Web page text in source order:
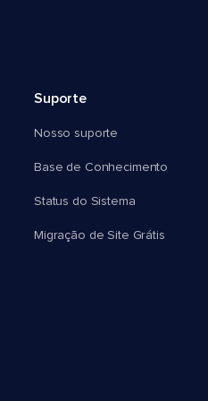
Suporte
Nosso suporte
Base de Conhecimento
Status do Sistema
Migração de Site Grátis